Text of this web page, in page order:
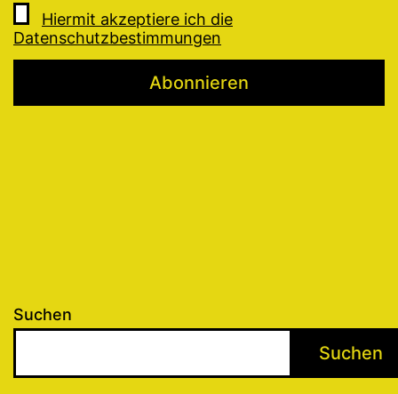
Hiermit akzeptiere ich die
Datenschutzbestimmungen
Suchen
Suchen